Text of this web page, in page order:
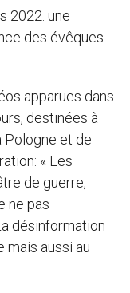
2022. une
des évêques
apparues dans
destinées à
Pologne et de
« Les
de guerre,
ne pas
désinformation
mais aussi au